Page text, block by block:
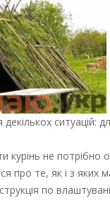
ситуацій:
не потрібно
про те, як і з яких
по